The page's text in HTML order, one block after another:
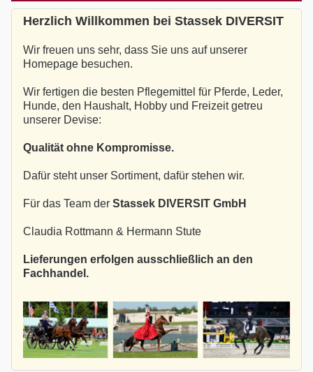
Herzlich Willkommen bei Stassek DIVERSIT
Wir freuen uns sehr, dass Sie uns auf unserer
Homepage besuchen.
Wir fertigen die besten Pflegemittel für Pferde, Leder,
Hunde, den Haushalt, Hobby und Freizeit getreu
unserer Devise:
Qualität ohne Kompromisse.
Dafür steht unser Sortiment, dafür stehen wir.
Für das Team der Stassek DIVERSIT GmbH
Claudia Rottmann & Hermann Stute
Lieferungen erfolgen ausschließlich an den
Fachhandel.